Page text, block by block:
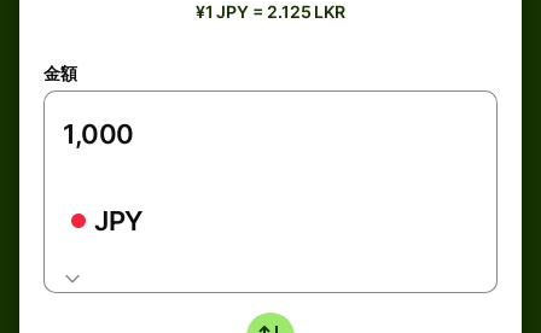
¥1 JPY = 2.125 LKR
金額
JPY